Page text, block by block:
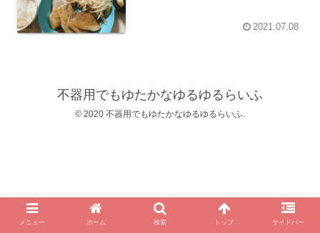
2021.07.08
不器用でもゆたかなゆるゆるらいふ
© 2020 不器用でもゆたかなゆるゆるらいふ.
メニュー ホーム 検索 トップ サイドバー